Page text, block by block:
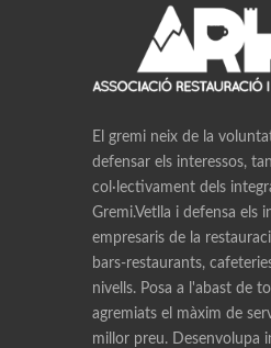
El gremi neix de la
defensar els interessos,
col·lectivament dels
Gremi.Vetlla i defensa els
empresaris de la
bars-restaurants,
nivells. Posa a l'abast de
agremiats el màxim de
millor preu. Desenvolupa